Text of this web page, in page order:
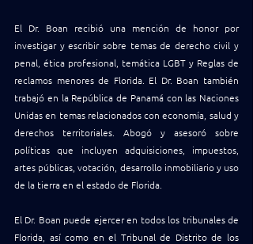
El Dr. Boan recibió una mención de honor por
investigar y escribir sobre temas de derecho civil y
penal, ética profesional, temática LGBT y Reglas de
reclamos menores de Florida. El Dr. Boan también
trabajó en la República de Panamá con las Naciones
Unidas en temas relacionados con economía, salud y
derechos territoriales. Abogó y asesoró sobre
políticas que incluyen adquisiciones, impuestos,
artes públicas, votación, desarrollo inmobiliario y uso
de la tierra en el estado de Florida.
El Dr. Boan puede ejercer en todos los tribunales de
Florida, así como en el Tribunal de Distrito de los